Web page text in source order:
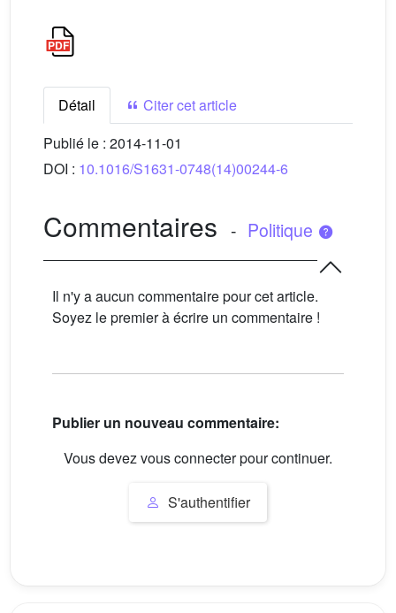
Détail
Citer cet article
Publié le : 2014-11-01
DOI : 10.1016/S1631-0748(14)00244-6
Commentaires - Politique
Il n'y a aucun commentaire pour cet article.
Soyez le premier à écrire un commentaire !
Publier un nouveau commentaire:
Vous devez vous connecter pour continuer.
S'authentifier